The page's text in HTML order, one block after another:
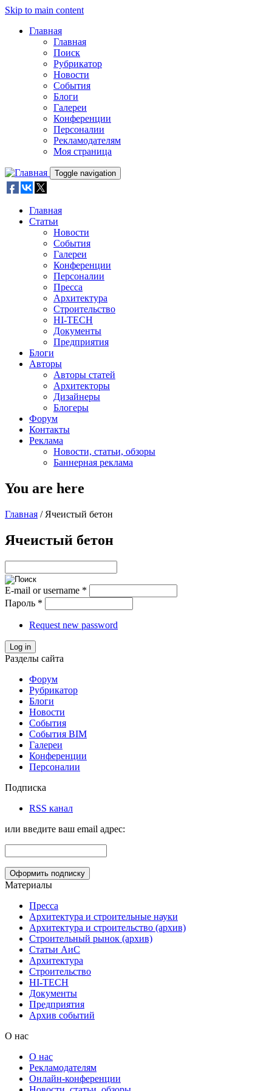
Skip to main content
Главная
Главная
Поиск
Рубрикатор
Новости
События
Блоги
Галереи
Конференции
Персоналии
Рекламодателям
Моя страница
Toggle navigation
Главная
Статьи
Новости
События
Галереи
Конференции
Персоналии
Пресса
Архитектура
Строительство
HI-TECH
Документы
Предприятия
Блоги
Авторы
Авторы статей
Архитекторы
Дизайнеры
Блогеры
Форум
Контакты
Реклама
Новости, статьи, обзоры
Баннерная реклама
You are here
Главная / Ячеистый бетон
Ячеистый бетон
E-mail or username *
Пароль *
Request new password
Log in
Разделы сайта
Форум
Рубрикатор
Блоги
Новости
События
События BIM
Галереи
Конференции
Персоналии
Подписка
RSS канал
или введите ваш email адрес:
Материалы
Пресса
Архитектура и строительные науки
Архитектура и строительство (архив)
Строительный рынок (архив)
Статьи АиС
Архитектура
Строительство
HI-TECH
Документы
Предприятия
Архив событий
О нас
О нас
Рекламодателям
Онлайн-конференции